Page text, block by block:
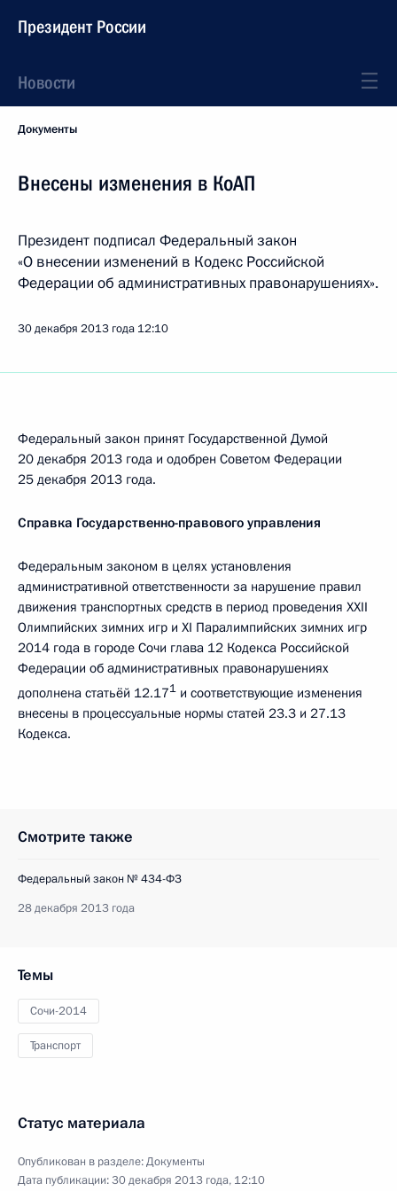
Президент России
Новости
Документы
Внесены изменения в КоАП
Президент подписал Федеральный закон
«О внесении изменений в Кодекс Российской
Федерации об административных правонарушениях».
30 декабря 2013 года 12:10
Федеральный закон принят Государственной Думой
20 декабря 2013 года и одобрен Советом Федерации
25 декабря 2013 года.
Справка Государственно-правового управления
Федеральным законом в целях установления
административной ответственности за нарушение правил
движения транспортных средств в период проведения XXII
Олимпийских зимних игр и XI Паралимпийских зимних игр
2014 года в городе Сочи глава 12 Кодекса Российской
Федерации об административных правонарушениях
дополнена статьёй 12.171 и соответствующие изменения
внесены в процессуальные нормы статей 23.3 и 27.13
Кодекса.
Смотрите также
Федеральный закон № 434-ФЗ
28 декабря 2013 года
Темы
Сочи-2014
Транспорт
Статус материала
Опубликован в разделе:Документы
Дата публикации:30 декабря 2013 года, 12:10